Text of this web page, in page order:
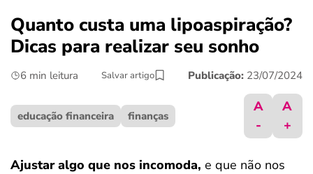
crédito fácil
últimas notícias
ferramentas
Quanto custa uma lipoaspiração?
Dicas para realizar seu sonho
6 min leitura Salvar artigo Publicação: 23/07/2024
educação financeira finanças
A
-
A
+
Ajustar algo que nos incomoda, e que não nos